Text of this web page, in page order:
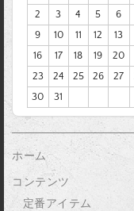
2
3 4 5 6
9
10 11 12 13
16
17 18 19 20
23
24 25 26 27
30
31
ホーム
コンテンツ
定番アイテム